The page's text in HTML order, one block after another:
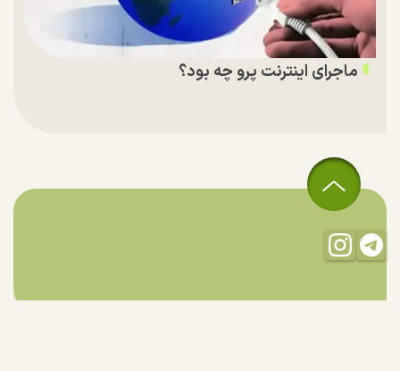
ماجرای اینترنت پرو چه بود؟